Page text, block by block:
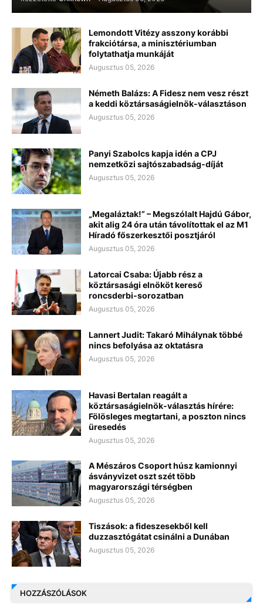
Lemondott Vitézy asszony korábbi
frakciótársa, a minisztériumban
folytathatja munkáját
Augusztus 05, 2026
Németh Balázs: A Fidesz nem vesz részt
a keddi köztársaságielnök-választáson
Augusztus 05, 2026
Panyi Szabolcs kapja idén a CPJ
nemzetközi sajtószabadság-díját
Augusztus 05, 2026
„Megaláztak!” – Megszólalt Hajdú Gábor,
akit alig 24 óra után távolítottak el az M1
Híradó főszerkesztői posztjáról
Augusztus 05, 2026
Latorcai Csaba: Újabb rész a
köztársasági elnököt kereső
roncsderbi-sorozatban
Augusztus 05, 2026
Lannert Judit: Takaró Mihálynak többé
nincs befolyása az oktatásra
Augusztus 05, 2026
Havasi Bertalan reagált a
köztársaságielnök-választás hírére:
Fölösleges megtartani, a poszton nincs
üresedés
Augusztus 05, 2026
A Mészáros Csoport húsz kamionnyi
ásványvizet oszt szét több
magyarországi térségben
Augusztus 05, 2026
Tiszások: a fideszesekből kell
duzzasztógátat csinálni a Dunában
Augusztus 05, 2026
HOZZÁSZÓLÁSOK